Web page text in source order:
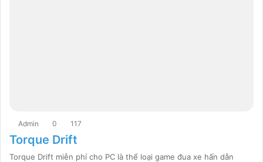
Admin 0 117
Torque Drift
Torque Drift miễn phí cho PC là thể loại game đua xe hấn dẫn